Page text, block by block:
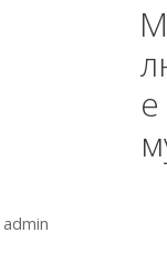
е
admin